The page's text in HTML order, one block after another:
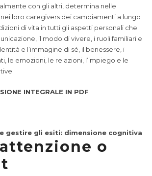
con gli altri, determina nelle
loro caregivers dei cambiamenti a lungo
di vita in tutti gli aspetti personali che
il modo di vivere, i ruoli familiari e
e l’immagine di sé, il benessere, i
le emozioni, le relazioni, l’impiego e le
INTEGRALE IN PDF
gestire gli esiti: dimensione cognitiva
o